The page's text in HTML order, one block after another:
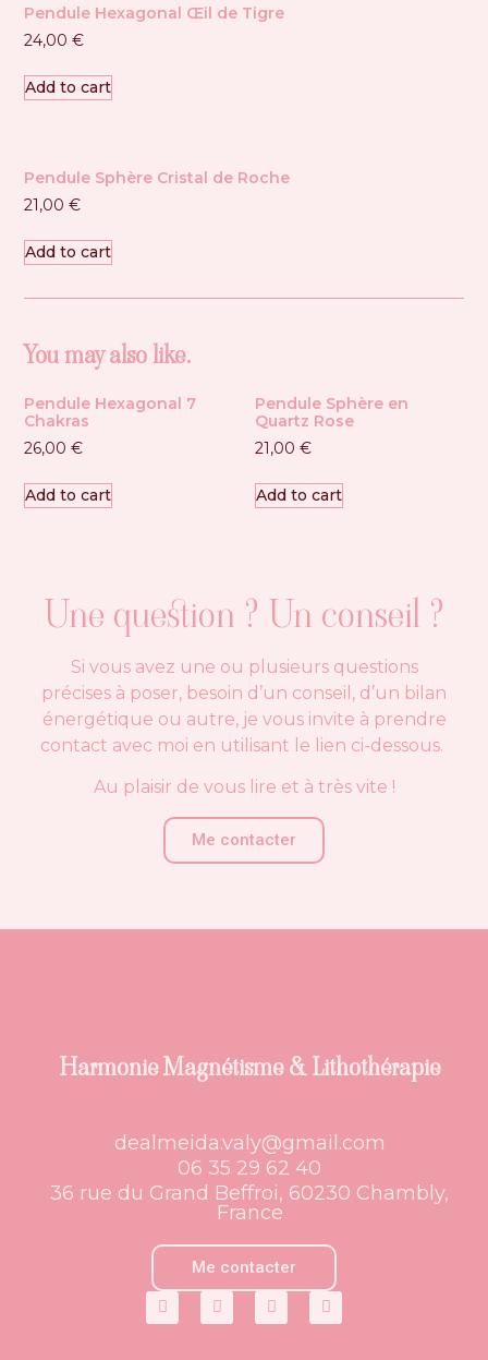
Pendule Hexagonal Œil de Tigre
24,00€
Add to cart
Pendule Sphère Cristal de Roche
21,00€
Add to cart
You may also like…
Pendule Hexagonal 7
Chakras
26,00€
Add to cart
Pendule Sphère en
Quartz Rose
21,00 €
Add to cart
Une question ? Un conseil ?
Si vous avez une ou plusieurs questions
précises à poser, besoin d’un conseil, d’un bilan
énergétique ou autre, je vous invite à prendre
contact avec moi en utilisant le lien ci-dessous.
Au plaisir de vous lire et à très vite !
Me contacter
Harmonie Magnétisme & Lithothérapie
dealmeida.valy@gmail.com
06 35 29 62 40
36 rue du Grand Beffroi, 60230 Chambly,
France
Me contacter